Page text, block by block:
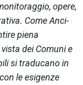
opere,
Come Anci-
piena
dei Comuni e
si traducano in
le esigenze